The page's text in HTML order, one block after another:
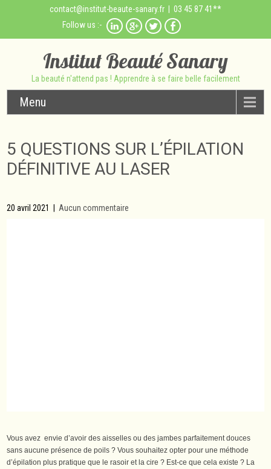
contact@institut-beaute-sanary.fr | 03 45 87 41**
Follow us :-
Institut Beauté Sanary
La beauté n'attend pas ! Apprendre à se faire belle facilement
Menu
5 QUESTIONS SUR L’ÉPILATION
DÉFINITIVE AU LASER
20 avril 2021 Aucun commentaire
Vous avez envie d’avoir des aisselles ou des jambes parfaitement douces
sans aucune présence de poils ? Vous souhaitez opter pour une méthode
d’épilation plus pratique que le rasoir et la cire ? Est-ce que cela existe ? La